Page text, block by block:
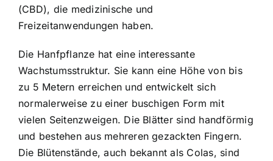
(CBD), die medizinische und
Freizeitanwendungen haben.
Die Hanfpflanze hat eine interessante
Wachstumsstruktur. Sie kann eine Höhe von bis
zu 5 Metern erreichen und entwickelt sich
normalerweise zu einer buschigen Form mit
vielen Seitenzweigen. Die Blätter sind handförmig
und bestehen aus mehreren gezackten Fingern.
Die Blütenstände, auch bekannt als Colas, sind